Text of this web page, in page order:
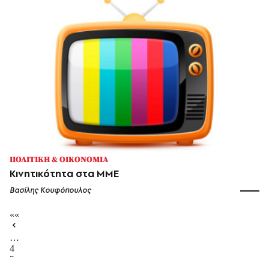
ΠΟΛΙΤΙΚΗ & ΟΙΚΟΝΟΜΙΑ
Κινητικότητα στα ΜΜΕ
Βασίλης Κουφόπουλος
««
…
4